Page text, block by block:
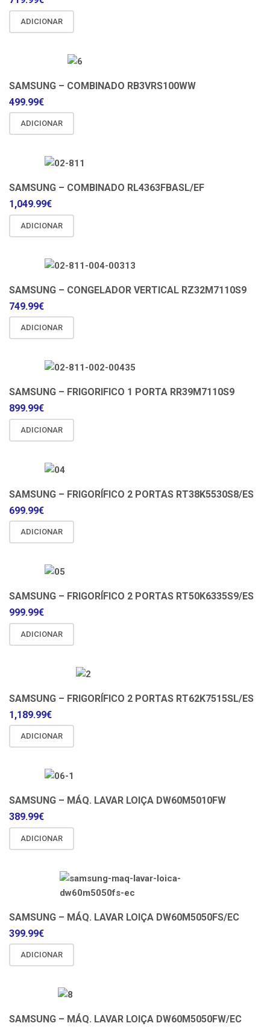
ADICIONAR
SAMSUNG – COMBINADO RB3VRS100WW
499.99€
ADICIONAR
SAMSUNG – COMBINADO RL4363FBASL/EF
1,049.99€
ADICIONAR
SAMSUNG – CONGELADOR VERTICAL RZ32M7110S9
749.99€
ADICIONAR
SAMSUNG – FRIGORIFICO 1 PORTA RR39M7110S9
899.99€
ADICIONAR
SAMSUNG – FRIGORÍFICO 2 PORTAS RT38K5530S8/ES
699.99€
ADICIONAR
SAMSUNG – FRIGORÍFICO 2 PORTAS RT50K6335S9/ES
999.99€
ADICIONAR
SAMSUNG – FRIGORÍFICO 2 PORTAS RT62K7515SL/ES
1,189.99€
ADICIONAR
SAMSUNG – MÁQ. LAVAR LOIÇA DW60M5010FW
389.99€
ADICIONAR
SAMSUNG – MÁQ. LAVAR LOIÇA DW60M5050FS/EC
399.99€
ADICIONAR
SAMSUNG – MÁQ. LAVAR LOIÇA DW60M5050FW/EC